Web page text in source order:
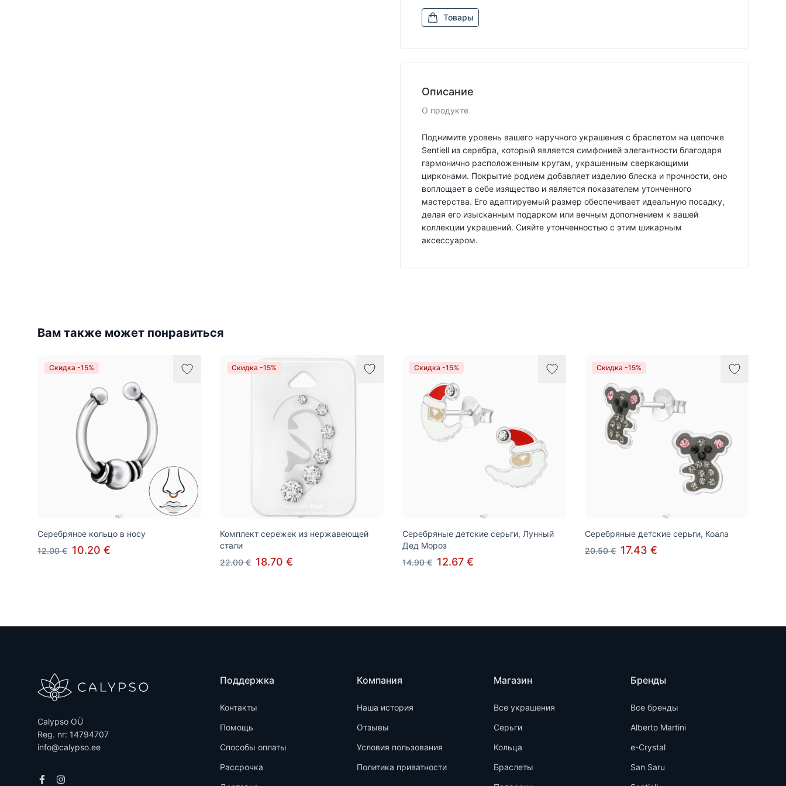
Товары
Описание
О продукте
Поднимите уровень вашего наручного украшения с браслетом на цепочке
Sentiell из серебра, который является симфонией элегантности благодаря
гармонично расположенным кругам, украшенным сверкающими
цирконами. Покрытие родием добавляет изделию блеска и прочности, оно
воплощает в себе изящество и является показателем утонченного
мастерства. Его адаптируемый размер обеспечивает идеальную посадку,
делая его изысканным подарком или вечным дополнением к вашей
коллекции украшений. Сияйте утонченностью с этим шикарным
аксессуаром.
Вам также может понравиться
Скидка -15%
Серебряное кольцо в носу
12.00 € 10.20 €
Скидка -15%
Комплект сережек из нержавеющей
стали
22.00 € 18.70 €
Скидка -15%
Серебряные детские серьги, Лунный
Дед Мороз
14.90 € 12.67 €
Скидка -15%
Серебряные детские серьги, Коала
20.50 € 17.43 €
Calypso OÜ
Reg. nr: 14794707
info@calypso.ee
Поддержка
Контакты
Помощь
Способы оплаты
Рассрочка
Компания
Наша история
Отзывы
Условия пользования
Политика приватности
Магазин
Все украшения
Серьги
Кольца
Браслеты
Бренды
Все бренды
Alberto Martini
e-Crystal
San Saru